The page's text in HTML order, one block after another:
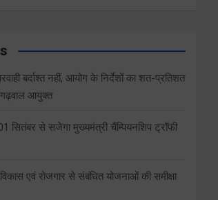
बर्दाश्त नहीं, आयोग के निर्देशों का शत-प्रतिशत
गढ़वाल आयुक्त
सितंबर से सजेगा मुख्यमंत्री चैंम्पियनशिप ट्रॉफी
एवं रोजगार से संबंधित योजनाओं की समीक्षा